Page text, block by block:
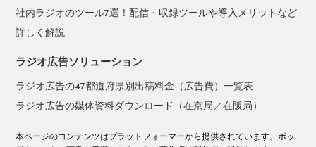
社内ラジオのツール7選！配信・収録ツールや導入メリットなど
詳しく解説
ラジオ広告ソリューション
ラジオ広告の47都道府県別出稿料金（広告費）一覧表
ラジオ広告の媒体資料ダウンロード（在京局／在阪局）
本ページのコンテンツはプラットフォーマーから提供されています。ポッ